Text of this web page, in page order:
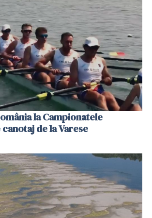
la Campionatele
de la Varese